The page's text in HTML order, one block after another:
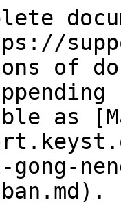
of
as
gong-